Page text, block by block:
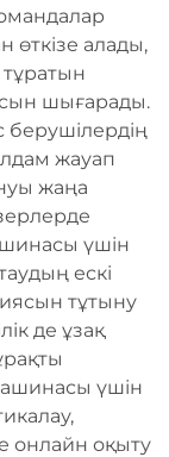
өткізе алады,
шығарады.
берушілердің
жауап
жаңа
үшін
ескі
тұтыну
де ұзақ
үшін
онлайн оқыту